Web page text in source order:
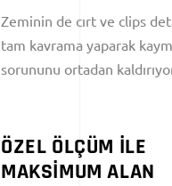
Zeminin de cırt ve clips
tam kavrama yaparak
sorununu ortadan
ÖZEL ÖLÇÜM İLE
MAKSİMUM ALAN